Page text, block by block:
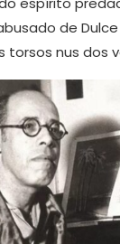
de
torsos nus dos